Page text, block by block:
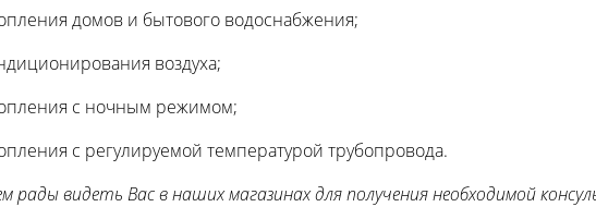
домов и бытового водоснабжения;
воздуха;
с ночным режимом;
с регулируемой температурой трубопровода.
рады видеть Вас в наших магазинах для получения необходимой